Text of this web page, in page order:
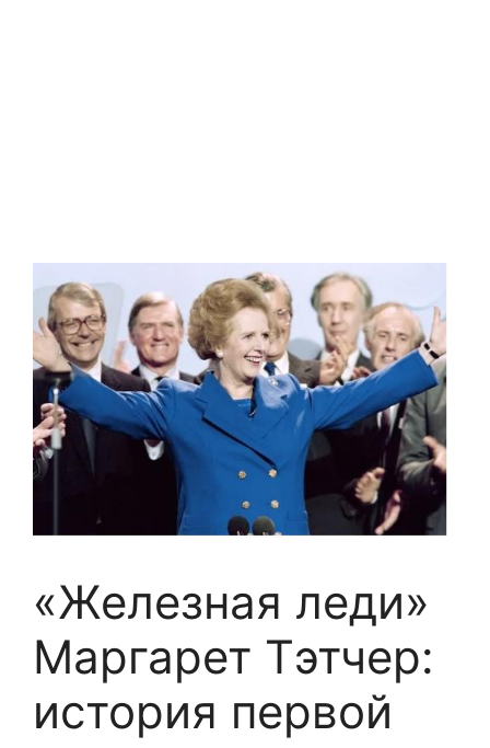
«Железная леди»
Маргарет Тэтчер:
история первой